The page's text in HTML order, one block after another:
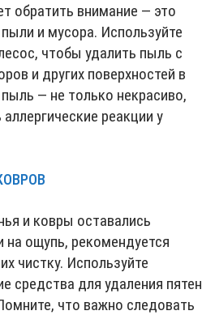
обратить внимание — это
и мусора. Используйте
чтобы удалить пыль с
и других поверхностей в
— не только некрасиво,
реакции у
и ковры оставались
ощупь, рекомендуется
чистку. Используйте
средства для удаления пятен
что важно следовать